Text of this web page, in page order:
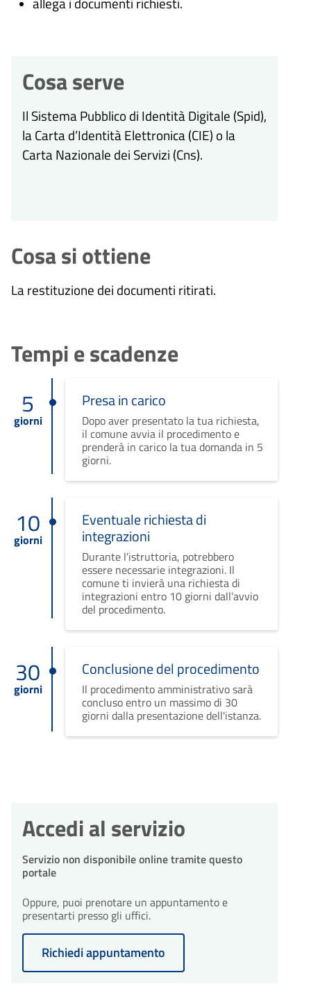
Cosa serve
Il Sistema Pubblico di Identità Digitale (Spid),
la Carta d’Identità Elettronica (CIE) o la
Carta Nazionale dei Servizi (Cns).
Cosa si ottiene
La restituzione dei documenti ritirati.
Tempi e scadenze
5
giorni
Presa in carico
Dopo aver presentato la tua richiesta,
il comune avvia il procedimento e
prenderà in carico la tua domanda in 5
giorni.
10
giorni
Eventuale richiesta di
integrazioni
Durante l'istruttoria, potrebbero
essere necessarie integrazioni. Il
comune ti invierà una richiesta di
integrazioni entro 10 giorni dall'avvio
del procedimento.
30
giorni
Conclusione del procedimento
Il procedimento amministrativo sarà
concluso entro un massimo di 30
giorni dalla presentazione dell'istanza.
Accedi al servizio
Servizio non disponibile online tramite questo
portale
Oppure, puoi prenotare un appuntamento e
presentarti presso gli uffici.
Richiedi appuntamento